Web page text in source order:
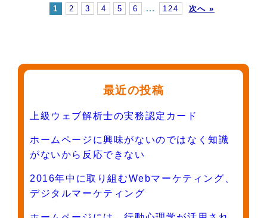
1 2 3 4 5 6 … 124 次へ »
最近の投稿
上級ウェブ解析士の実務認定カード
ホームページに興味がないのではなく知識
がないから反応できない
2016年中に取り組むWebマーケティング、
デジタルマーケティング